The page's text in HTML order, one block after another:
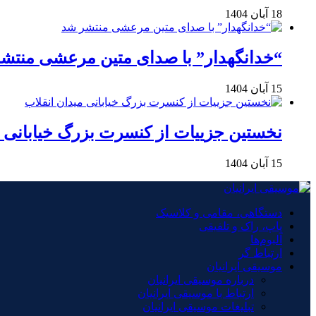
18 آبان 1404
“خدانگهدار” با صدای متین مرعشی
15 آبان 1404
نخستین جزییات از کنسرت بزرگ خیابانی
15 آبان 1404
دستگاهی، مقامی و کلاسیک
پاپ، راک و تلفیقی
آلبوم‌ها
ارتباط گر
موسیقی ایرانیان
درباره موسیقی ایرانیان
ارتباط با موسیقی ایرانیان
تبلیغات موسیقی ایرانیان